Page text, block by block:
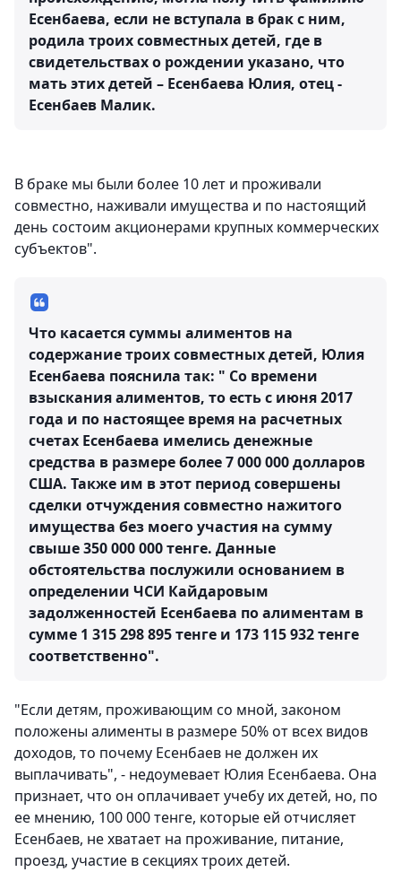
Есенбаева, если не вступала в брак с ним,
родила троих совместных детей, где в
свидетельствах о рождении указано, что
мать этих детей – Есенбаева Юлия, отец -
Есенбаев Малик.
В браке мы были более 10 лет и проживали
совместно, наживали имущества и по настоящий
день состоим акционерами крупных коммерческих
субъектов".
Что касается суммы алиментов на
содержание троих совместных детей, Юлия
Есенбаева пояснила так: " Со времени
взыскания алиментов, то есть с июня 2017
года и по настоящее время на расчетных
счетах Есенбаева имелись денежные
средства в размере более 7 000 000 долларов
США. Также им в этот период совершены
сделки отчуждения совместно нажитого
имущества без моего участия на сумму
свыше 350 000 000 тенге. Данные
обстоятельства послужили основанием в
определении ЧСИ Кайдаровым
задолженностей Есенбаева по алиментам в
сумме 1 315 298 895 тенге и 173 115 932 тенге
соответственно".
"Если детям, проживающим со мной, законом
положены алименты в размере 50% от всех видов
доходов, то почему Есенбаев не должен их
выплачивать", - недоумевает Юлия Есенбаева. Она
признает, что он оплачивает учебу их детей, но, по
ее мнению, 100 000 тенге, которые ей отчисляет
Есенбаев, не хватает на проживание, питание,
проезд, участие в секциях троих детей.